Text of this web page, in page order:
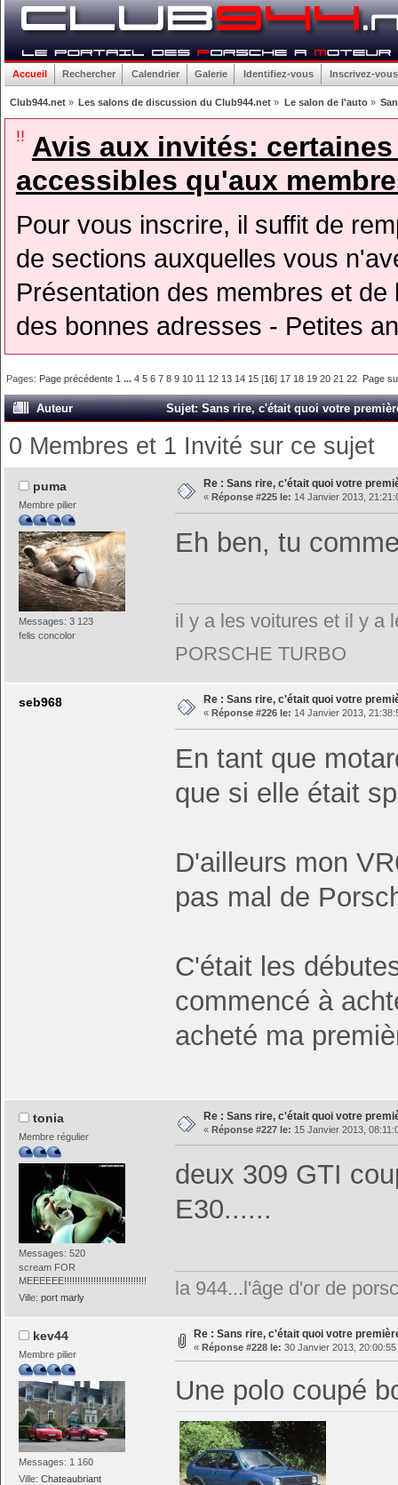
Accueil Rechercher Calendrier Galerie Identifiez-vous Inscrivez-vous
Club944.net» Les salons de discussion du Club944.net » Le salon de l'auto»
!! Avis aux invités:
accessibles qu'aux
Pour vous inscrire, il suffit de
de sections auxquelles vous
Présentation des membres et
des bonnes adresses - Petites
Pages: Page précédente 1 ...4 5 6 7 8 9 10 11 12 13 14 15 [16] 17 18 19 20 21 22 Page
Auteur Sujet: Sans rire, c'était quoi votre
0 Membres et 1 Invité sur ce sujet
puma
Membre pilier
Messages: 3 123
felis concolor
Re : Sans rire, c'était quoi votre
« Réponse #225 le: 14 Janvier 2013,
Eh ben, tu
il y a les voitures et il y a
PORSCHE TURBO
seb968 Re : Sans rire, c'était quoi votre
« Réponse #226 le: 14 Janvier 2013,
En tant que
que si elle était
D'ailleurs mon
pas mal de
C'était les
commencé à
acheté ma
tonia
Membre régulier
Messages: 520
scream FOR
MEEEEEE!!!!!!!!!!!!!!!!!!!!!!!!!!!!!!!
Ville:port marly
Re : Sans rire, c'était quoi votre
« Réponse #227 le: 15 Janvier 2013,
deux 309 GTI
E30......
la 944...l'âge d'or de
kev44
Membre pilier
Messages: 1 160
Ville:Chateaubriant
Re : Sans rire, c'était quoi votre
« Réponse #228 le: 30 Janvier 2013, 20:00:55
Une polo coupé